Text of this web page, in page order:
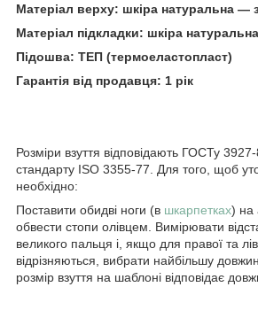
Матеріал верху: шкіра натуральна —
Матеріал підкладки: шкіра натуральна
Підошва: ТЕП (термоеластопласт)
Гарантія від продавця: 1 рік
Розміри взуття відповідають ГОСТу
стандарту ISO 3355-77. Для того, щоб
необхідно:
Поставити обидві ноги (в шкарпетках) на
обвести стопи олівцем. Вимірювати
великого пальця і, якщо для правої та
відрізняються, вибрати найбільшу
розмір взуття на шаблоні відповідає